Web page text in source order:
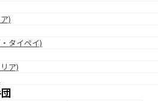
)
タイペイ)
ア)